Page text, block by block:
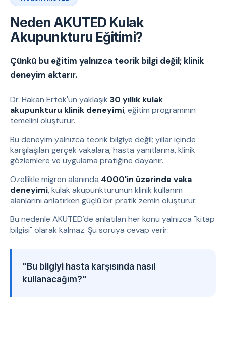
Neden AKUTED Kulak
Akupunkturu Eğitimi?
Çünkü bu eğitim yalnızca teorik bilgi değil; klinik
deneyim aktarır.
Dr. Hakan Ertok'un yaklaşık 30 yıllık kulak
akupunkturu klinik deneyimi, eğitim programının
temelini oluşturur.
Bu deneyim yalnızca teorik bilgiye değil; yıllar içinde
karşılaşılan gerçek vakalara, hasta yanıtlarına, klinik
gözlemlere ve uygulama pratiğine dayanır.
Özellikle migren alanında 4000'in üzerinde vaka
deneyimi, kulak akupunkturunun klinik kullanım
alanlarını anlatırken güçlü bir pratik zemin oluşturur.
Bu nedenle AKUTED'de anlatılan her konu yalnızca "kitap
bilgisi" olarak kalmaz. Şu soruya cevap verir:
"Bu bilgiyi hasta karşısında nasıl
kullanacağım?"